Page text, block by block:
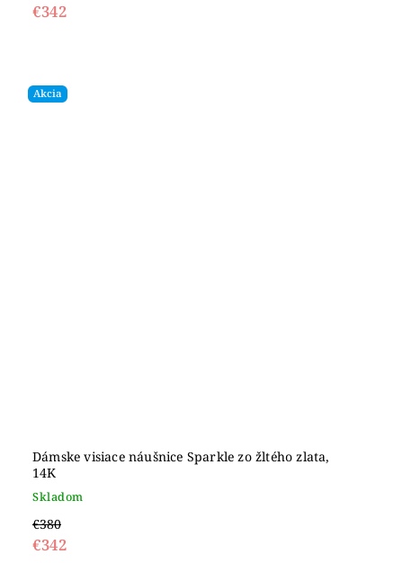
€342
Akcia
Dámske visiace náušnice Sparkle zo žltého zlata,
14K
Skladom
€380
€342